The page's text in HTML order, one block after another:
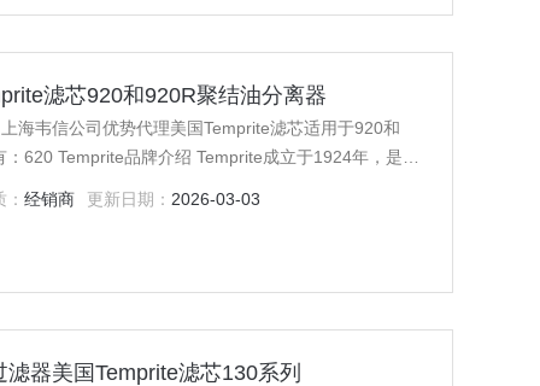
滤芯920和920R聚结油分离器
海韦信公司优势代理美国Temprite滤芯适用于920和
620 Temprite品牌介绍 Temprite成立于1924年，是制
：经销商 更新日期： 2026-03-03
器美国Temprite滤芯130系列